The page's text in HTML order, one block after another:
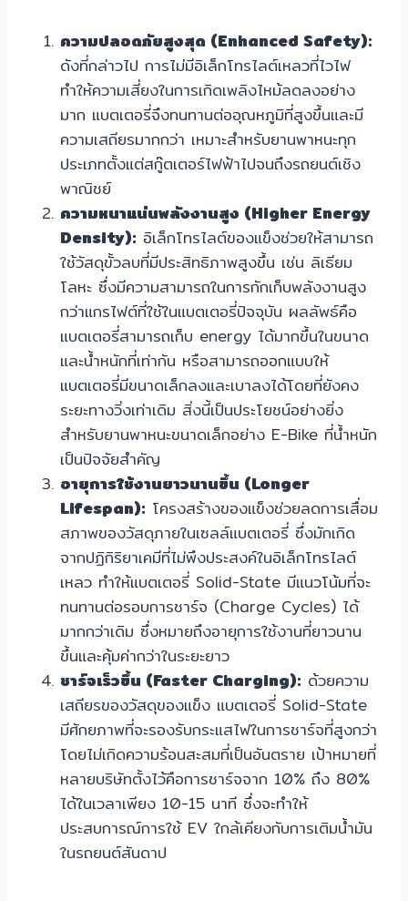
ความปลอดภัยสูงสุด (Enhanced Safety):
ดังที่กล่าวไป การไม่มีอิเล็กโทรไลต์เหลวที่ไวไฟ
ทำให้ความเสี่ยงในการเกิดเพลิงไหม้ลดลงอย่าง
มาก แบตเตอรี่จึงทนทานต่ออุณหภูมิที่สูงขึ้นและมี
ความเสถียรมากกว่า เหมาะสำหรับยานพาหนะทุก
ประเภทตั้งแต่สกู๊ตเตอร์ไฟฟ้าไปจนถึงรถยนต์เชิง
พาณิชย์
ความหนาแน่นพลังงานสูง (Higher Energy
Density): อิเล็กโทรไลต์ของแข็งช่วยให้สามารถ
ใช้วัสดุขั้วลบที่มีประสิทธิภาพสูงขึ้น เช่น ลิเธียม
โลหะ ซึ่งมีความสามารถในการกักเก็บพลังงานสูง
กว่าแกรไฟต์ที่ใช้ในแบตเตอรี่ปัจจุบัน ผลลัพธ์คือ
แบตเตอรี่สามารถเก็บ energy ได้มากขึ้นในขนาด
และน้ำหนักที่เท่ากัน หรือสามารถออกแบบให้
แบตเตอรี่มีขนาดเล็กลงและเบาลงได้โดยที่ยังคง
ระยะทางวิ่งเท่าเดิม สิ่งนี้เป็นประโยชน์อย่างยิ่ง
สำหรับยานพาหนะขนาดเล็กอย่าง E-Bike ที่น้ำหนัก
เป็นปัจจัยสำคัญ
อายุการใช้งานยาวนานขึ้น (Longer
Lifespan): โครงสร้างของแข็งช่วยลดการเสื่อม
สภาพของวัสดุภายในเซลล์แบตเตอรี่ ซึ่งมักเกิด
จากปฏิกิริยาเคมีที่ไม่พึงประสงค์ในอิเล็กโทรไลต์
เหลว ทำให้แบตเตอรี่ Solid-State มีแนวโน้มที่จะ
ทนทานต่อรอบการชาร์จ (Charge Cycles) ได้
มากกว่าเดิม ซึ่งหมายถึงอายุการใช้งานที่ยาวนาน
ขึ้นและคุ้มค่ากว่าในระยะยาว
ชาร์จเร็วขึ้น (Faster Charging): ด้วยความ
เสถียรของวัสดุของแข็ง แบตเตอรี่ Solid-State
มีศักยภาพที่จะรองรับกระแสไฟในการชาร์จที่สูงกว่า
โดยไม่เกิดความร้อนสะสมที่เป็นอันตราย เป้าหมายที่
หลายบริษัทตั้งไว้คือการชาร์จจาก 10% ถึง 80%
ได้ในเวลาเพียง 10-15 นาที ซึ่งจะทำให้
ประสบการณ์การใช้ EV ใกล้เคียงกับการเติมน้ำมัน
ในรถยนต์สันดาป